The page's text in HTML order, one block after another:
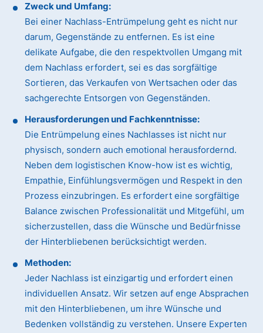
Zweck und Umfang:
Bei einer Nachlass-Entrümpelung geht es nicht nur
darum, Gegenstände zu entfernen. Es ist eine
delikate Aufgabe, die den respektvollen Umgang mit
dem Nachlass erfordert, sei es das sorgfältige
Sortieren, das Verkaufen von Wertsachen oder das
sachgerechte Entsorgen von Gegenständen.
Herausforderungen und Fachkenntnisse:
Die Entrümpelung eines Nachlasses ist nicht nur
physisch, sondern auch emotional herausfordernd.
Neben dem logistischen Know-how ist es wichtig,
Empathie, Einfühlungsvermögen und Respekt in den
Prozess einzubringen. Es erfordert eine sorgfältige
Balance zwischen Professionalität und Mitgefühl, um
sicherzustellen, dass die Wünsche und Bedürfnisse
der Hinterbliebenen berücksichtigt werden.
Methoden:
Jeder Nachlass ist einzigartig und erfordert einen
individuellen Ansatz. Wir setzen auf enge Absprachen
mit den Hinterbliebenen, um ihre Wünsche und
Bedenken vollständig zu verstehen. Unsere Experten